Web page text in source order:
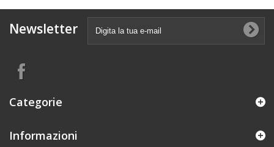
Newsletter
Categorie
Informazioni